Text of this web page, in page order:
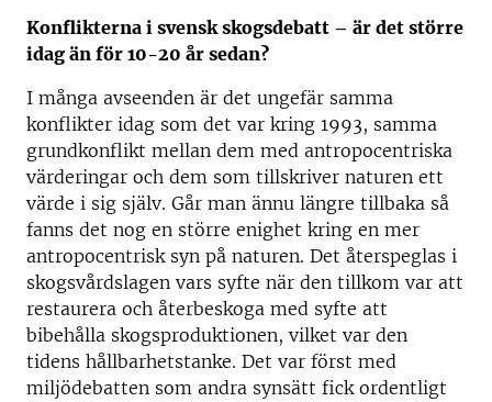
Konflikterna i svensk skogsdebatt – är det större
idag än för 10-20 år sedan?
I många avseenden är det ungefär samma
konflikter idag som det var kring 1993, samma
grundkonflikt mellan dem med antropocentriska
värderingar och dem som tillskriver naturen ett
värde i sig själv. Går man ännu längre tillbaka så
fanns det nog en större enighet kring en mer
antropocentrisk syn på naturen. Det återspeglas i
skogsvårdslagen vars syfte när den tillkom var att
restaurera och återbeskoga med syfte att
bibehålla skogsproduktionen, vilket var den
tidens hållbarhetstanke. Det var först med
miljödebatten som andra synsätt fick ordentligt